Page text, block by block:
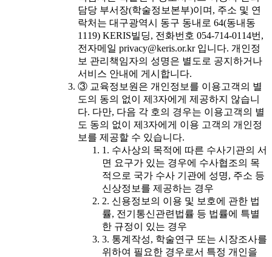
담당 부서장(학술정보본부)이며, 주소 및 연
락처는 대구광역시 동구 동내로 64(동내동
1119) KERIS빌딩, 전화번호 054-714-0114번,
전자메일 privacy@keris.or.kr 입니다. 개인정
보 관리책임자의 성명은 별도로 공지하거나
서비스 안내에 게시합니다.
③ 교육정보원은 개인정보를 이용고객의 별
도의 동의 없이 제3자에게 제공하지 않습니
다. 다만, 다음 각 호의 경우는 이용고객의 별
도 동의 없이 제3자에게 이용 고객의 개인정
보를 제공할 수 있습니다.
1. 수사상의 목적에 따른 수사기관의 서
면 요구가 있는 경우에 수사협조의 목
적으로 국가 수사 기관에 성명, 주소 등
신상정보를 제공하는 경우
2. 신용정보의 이용 및 보호에 관한 법
률, 전기통신관련법률 등 법률에 특별
한 규정이 있는 경우
3. 통계작성, 학술연구 또는 시장조사를
위하여 필요한 경우로서 특정 개인을